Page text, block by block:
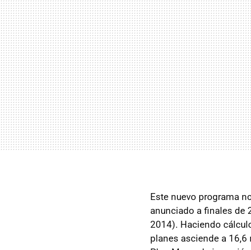
Este nuevo programa
anunciado a finales de
2014). Haciendo
planes asciende a